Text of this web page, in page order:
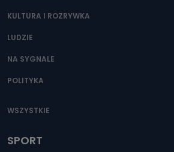
KULTURA I ROZRYWKA
LUDZIE
NA SYGNALE
POLITYKA
WSZYSTKIE
SPORT